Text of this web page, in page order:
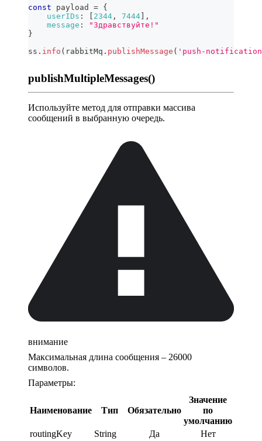
const payload = {
userIDs : 2344 , 7444
,
message :
"Здравствуйте!"
}
ss . info ( rabbitMq . publishMessage ( 'push-
publishMultipleMessages()
Используйте метод для отправки массива
сообщений в выбранную очередь.
внимание
Максимальная длина сообщения – 26000
символов.
Параметры:
Наименование Тип Обязательно
Значение
по
умолчанию
routingKey
String Да Нет